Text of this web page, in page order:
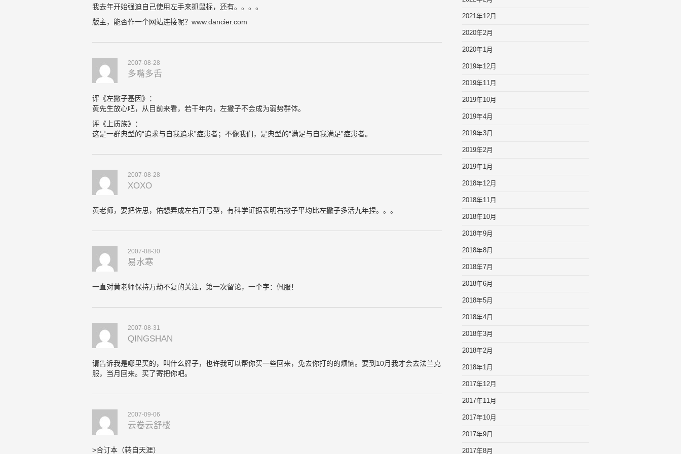
我去年开始强迫自己使用左手来抓鼠标，还有。。。。
版主，能否作一个网站连接呢？www.dancier.com
2007-08-28
多嘴多舌
评《左撇子基因》：
黄先生放心吧，从目前来看，若干年内，左撇子不会成为弱势群体。
评《上质族》：
这是一群典型的“追求与自我追求”症患者；不像我们，是典型的“满足与自我满足”症患者。
2007-08-28
XOXO
黄老师，要把佐思，佑想弄成左右开弓型，有科学证据表明右撇子平均比左撇子多活九年捏。。。
2007-08-30
易水寒
一直对黄老师保持万劫不复的关注，第一次留论，一个字：佩服！
2007-08-31
QINGSHAN
请告诉我是哪里买的，叫什么牌子，也许我可以帮你买一些回来，免去你打的的烦恼。要到10月我才会去法兰克
服，当月回来。买了寄把你吧。
2007-09-06
云卷云舒楼
>合订本（转自天涯）
2021年12月
2020年2月
2020年1月
2019年12月
2019年11月
2019年10月
2019年4月
2019年3月
2019年2月
2019年1月
2018年12月
2018年11月
2018年10月
2018年9月
2018年8月
2018年7月
2018年6月
2018年5月
2018年4月
2018年3月
2018年2月
2018年1月
2017年12月
2017年11月
2017年10月
2017年9月
2017年8月